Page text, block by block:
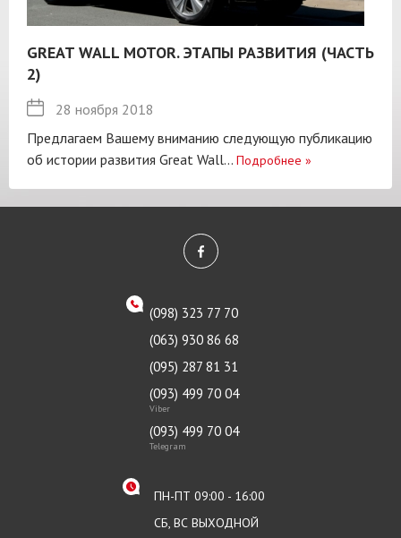
GREAT WALL MOTOR. ЭТАПЫ РАЗВИТИЯ (ЧАСТЬ
2)
28 ноября 2018
Предлагаем Вашему вниманию следующую публикацию
об истории развития Great Wall... Подробнее »
(098) 323 77 70
(063) 930 86 68
(095) 287 81 31
(093) 499 70 04
Viber
(093) 499 70 04
Telegram
ПН-ПТ 09:00 - 16:00
СБ, ВС ВЫХОДНОЙ